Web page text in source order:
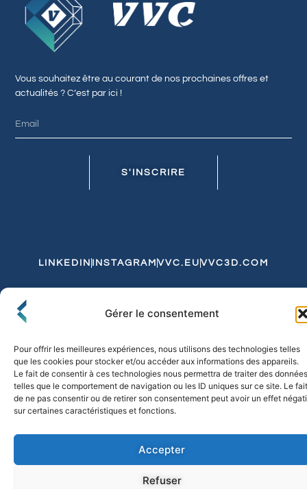
Gérer le consentement
Pour offrir les meilleures expériences, nous utilisons des technologies telles
que les cookies pour stocker et/ou accéder aux informations des appareils.
Le fait de consentir à ces technologies nous permettra de traiter des données
telles que le comportement de navigation ou les ID uniques sur ce site. Le fait
de ne pas consentir ou de retirer son consentement peut avoir un effet
sur certaines caractéristiques et fonctions.
Accepter
Refuser
Vous souhaitez être au courant de nos prochaines offres et
actualités ? C’est par ici !
S'INSCRIRE
LINKEDIN INSTAGRAM VVC.EU VVC3D.COM
Politique de Confidentialité et de CookiesExpédition et Livraison
© 2026 FLO & CO. All Rights Reserved